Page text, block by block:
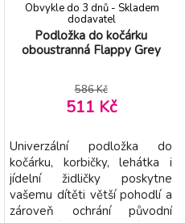
Podložka do kočárku
oboustranná Flappy Grey
Obvykle do 3 dnů - Skladem
dodavatel
586 Kč
511 Kč
Univerzální podložka do
kočárku, korbičky, lehátka i
jídelní židličky poskytne
vašemu dítěti větší pohodlí a
zároveň ochrání původní